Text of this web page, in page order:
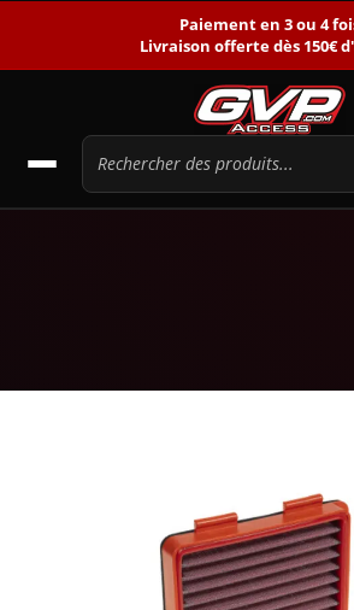
Paiement en 3 ou 4
Livraison offerte dès 150€